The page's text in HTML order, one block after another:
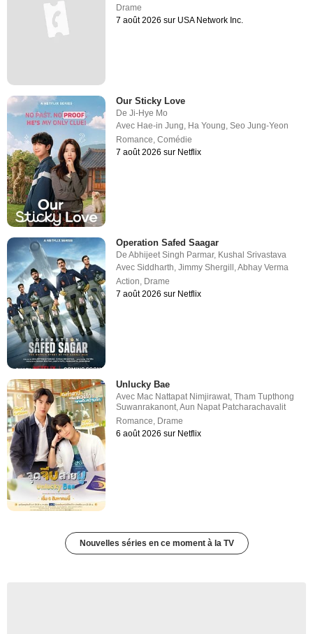
Drame
7 août 2026 sur USA Network Inc.
Our Sticky Love
DeJi-Hye Mo
Avec Hae-in Jung Ha Young ,Seo Jung-Yeon
Romance ,Comédie
7 août 2026 sur Netflix
Operation Safed Saagar
DeAbhijeet Singh Parmar, Kushal Srivastava
AvecSiddharth,Jimmy Shergill,Abhay Verma
Action, Drame
7 août 2026 sur Netflix
Unlucky Bae
Avec Mac Nattapat Nimjirawat,Tham Tupthong
Suwanrakanont,Aun Napat Patcharachavalit
Romance, Drame
6 août 2026 sur Netflix
Nouvelles séries en ce moment à la TV